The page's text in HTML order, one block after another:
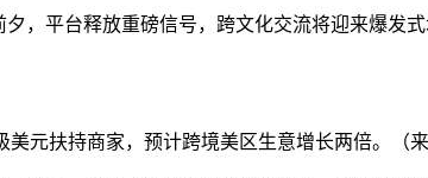
，平台释放重磅信号，跨文化交流将迎来爆发式
美元扶持商家，预计跨境美区生意增长两倍。（